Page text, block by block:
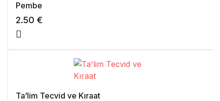
Pembe
2.50 €
Ta’lim Tecvid ve Kıraat